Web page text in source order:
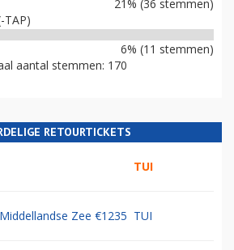
21% (36 stemmen)
TAP)
6% (11 stemmen)
aantal stemmen: 170
RETOURTICKETS
TUI
Zee €1235 TUI